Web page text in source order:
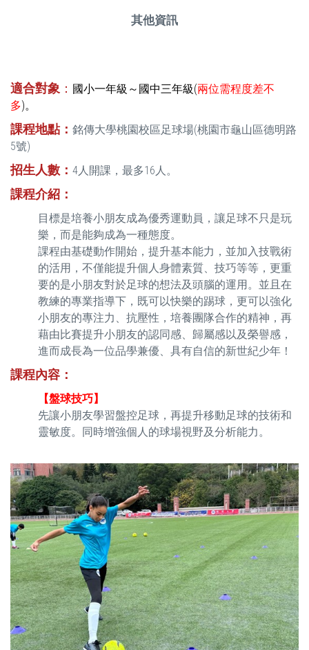
其他資訊
適合對象 ： 國小一年級～國中三年級(兩位需程度差不
多)。
課程地點： 銘傳大學桃園校區足球場(桃園市龜山區德明路
5號)
招生人數： 4人開課，最多16人。
課程介紹：
目標是培養小朋友成為優秀運動員，讓足球不只是玩
樂，而是能夠成為一種態度。
課程由基礎動作開始，提升基本能力，並加入技戰術
的活用，不僅能提升個人身體素質、技巧等等，更重
要的是小朋友對於足球的想法及頭腦的運用。並且在
教練的專業指導下，既可以快樂的踢球，更可以強化
小朋友的專注力、抗壓性，培養團隊合作的精神，再
藉由比賽提升小朋友的認同感、歸屬感以及榮譽感，
進而成長為一位品學兼優、具有自信的新世紀少年！
課程內容 ：
【盤球技巧】
先讓小朋友學習盤控足球，再提升移動足球的技術和
靈敏度。同時增強個人的球場視野及分析能力。